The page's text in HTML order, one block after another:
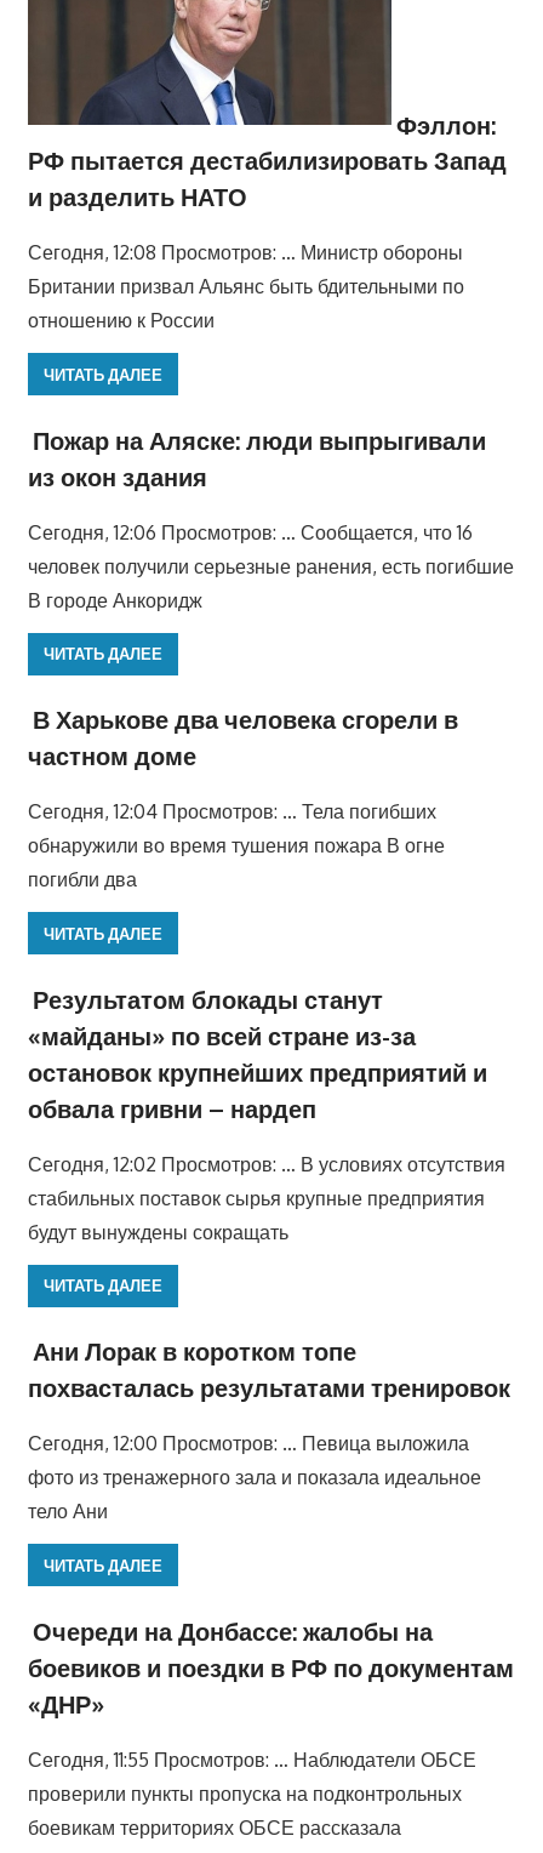
Фэллон:
РФ пытается дестабилизировать Запад
и разделить НАТО
Сегодня, 12:08 Просмотров: … Министр обороны
Британии призвал Альянс быть бдительными по
отношению к России
ЧИТАТЬ ДАЛЕЕ
Пожар на Аляске: люди выпрыгивали
из окон здания
Сегодня, 12:06 Просмотров: … Сообщается, что 16
человек получили серьезные ранения, есть погибшие
В городе Анкоридж
ЧИТАТЬ ДАЛЕЕ
В Харькове два человека сгорели в
частном доме
Сегодня, 12:04 Просмотров: … Тела погибших
обнаружили во время тушения пожара В огне
погибли два
ЧИТАТЬ ДАЛЕЕ
Результатом блокады станут
«майданы» по всей стране из-за
остановок крупнейших предприятий и
обвала гривни – нардеп
Сегодня, 12:02 Просмотров: … В условиях отсутствия
стабильных поставок сырья крупные предприятия
будут вынуждены сокращать
ЧИТАТЬ ДАЛЕЕ
Ани Лорак в коротком топе
похвасталась результатами тренировок
Сегодня, 12:00 Просмотров: … Певица выложила
фото из тренажерного зала и показала идеальное
тело Ани
ЧИТАТЬ ДАЛЕЕ
Очереди на Донбассе: жалобы на
боевиков и поездки в РФ по документам
«ДНР»
Сегодня, 11:55 Просмотров: … Наблюдатели ОБСЕ
проверили пункты пропуска на подконтрольных
боевикам территориях ОБСЕ рассказала